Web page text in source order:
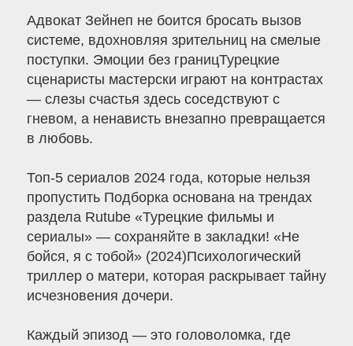
Адвокат Зейнеп не боится бросать вызов
системе, вдохновляя зрительниц на смелые
поступки. Эмоции без границТурецкие
сценаристы мастерски играют на контрастах
— слезы счастья здесь соседствуют с
гневом, а ненависть внезапно превращается
в любовь.
Топ-5 сериалов 2024 года, которые нельзя
пропустить Подборка основана на трендах
раздела Rutube «Турецкие фильмы и
сериалы» — сохраняйте в закладки! «Не
бойся, я с тобой» (2024)Психологический
триллер о матери, которая раскрывает тайну
исчезновения дочери.
Каждый эпизод — это головоломка, где